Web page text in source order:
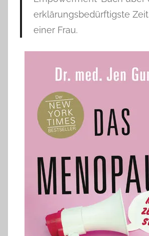
erklärungsbedürftigste
einer Frau.